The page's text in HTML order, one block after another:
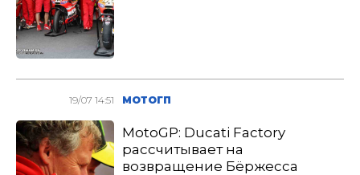
19/07 14:51 МОТОГП
MotoGP: Ducati Factory
рассчитывает на
возвращение Бёржесса